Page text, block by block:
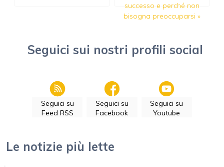
successo e perché non
bisogna preoccuparsi »
Seguici sui nostri profili social
Seguici su
Feed RSS
Seguici su
Facebook
Seguici su
Youtube
Le notizie più lette